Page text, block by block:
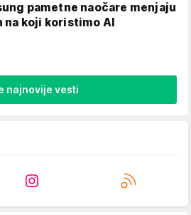
pametne naočare menjaju
na koji koristimo AI
najnovije vesti